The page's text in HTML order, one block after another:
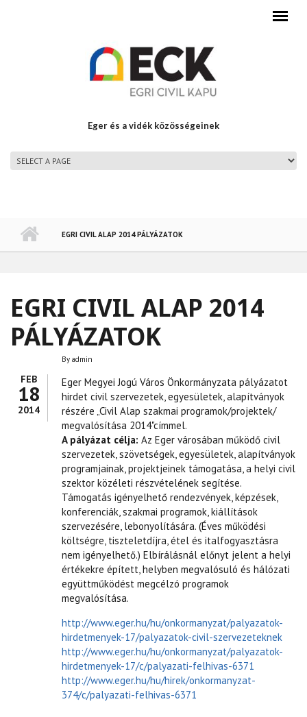
Eger és a vidék közösségeinek
EGRI CIVIL ALAP 2014 PÁLYÁZATOK
EGRI CIVIL ALAP 2014
PÁLYÁZATOK
FEB
18
2014
By admin
Eger Megyei Jogú Város Önkormányzata pályázatot
hirdet civil szervezetek, egyesületek, alapítványok
részére „Civil Alap szakmai programok/projektek/
megvalósítása 2014"címmel.
A pályázat célja: Az Eger városában működő civil
szervezetek, szövetségek, egyesületek, alapítványok
programjainak, projektjeinek támogatása, a helyi civil
szektor közéleti részvételének segítése.
Támogatás igényelhető rendezvények, képzések,
konferenciák, szakmai programok, kiállítások
szervezésére, lebonyolítására. (Éves működési
költségre, tiszteletdíjra, étel és italfogyasztásra
nem igényelhető.) Elbírálásnál előnyt jelent a helyi
értékekre épített, helyben megvalósuló és hálózati
együttműködést megcélzó programok
megvalósítása.
http://www.eger.hu/hu/onkormanyzat/palyazatok-
hirdetmenyek-17/palyazatok-civil-szervezeteknek
http://www.eger.hu/hu/onkormanyzat/palyazatok-
hirdetmenyek-17/c/palyazati-felhivas-6371
http://www.eger.hu/hu/hirek/onkormanyzat-
374/c/palyazati-felhivas-6371